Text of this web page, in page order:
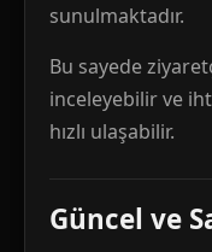
sunulmaktadır.
Bu sayede
inceleyebilir ve
hızlı ulaşabilir.
Güncel ve